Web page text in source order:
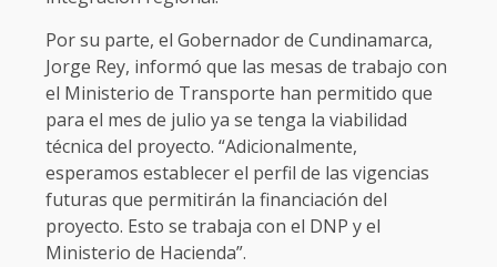
Por su parte, el Gobernador de Cundinamarca,
Jorge Rey, informó que las mesas de trabajo con
el Ministerio de Transporte han permitido que
para el mes de julio ya se tenga la viabilidad
técnica del proyecto. “Adicionalmente,
esperamos establecer el perfil de las vigencias
futuras que permitirán la financiación del
proyecto. Esto se trabaja con el DNP y el
Ministerio de Hacienda”.